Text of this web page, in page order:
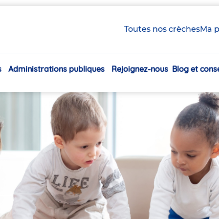
Toutes nos crèchesMa
Navigation
Administrations publiques Rejoignez-nous Blog et